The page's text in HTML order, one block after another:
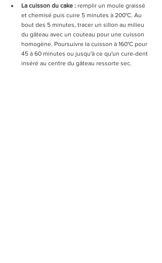
La cuisson du cake : remplir un moule graissé
et chemisé puis cuire 5 minutes à 200°C. Au
bout des 5 minutes, tracer un sillon au milieu
du gâteau avec un couteau pour une cuisson
homogène. Poursuivre la cuisson à 160°C pour
45 à 60 minutes ou jusqu'à ce qu'un cure-dent
inséré au centre du gâteau ressorte sec.